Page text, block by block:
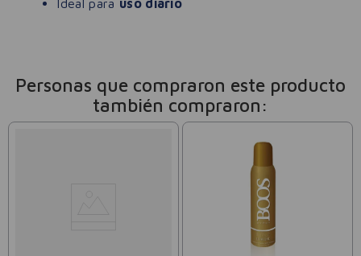
Ideal para uso diario
Personas que compraron este producto
también compraron: